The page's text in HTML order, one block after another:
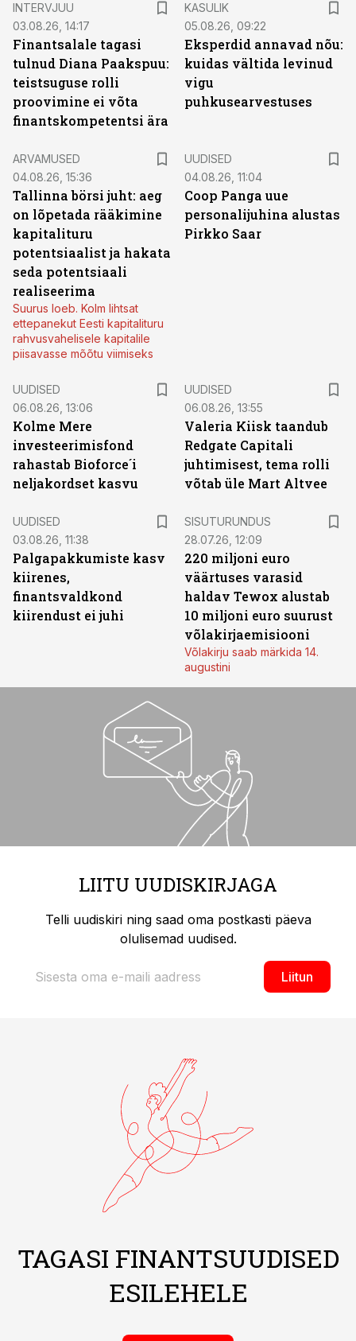
INTERVJUU
03.08.26, 14:17
Finantsalale tagasi
tulnud Diana Paakspuu:
teistsuguse rolli
proovimine ei võta
finantskompetentsi ära
KASULIK
05.08.26, 09:22
Eksperdid annavad nõu:
kuidas vältida levinud
vigu
puhkusearvestuses
ARVAMUSED
04.08.26, 15:36
Tallinna börsi juht: aeg
on lõpetada rääkimine
kapitalituru
potentsiaalist ja hakata
seda potentsiaali
realiseerima
Suurus loeb. Kolm lihtsat
ettepanekut Eesti kapitalituru
rahvusvahelisele kapitalile
piisavasse mõõtu viimiseks
UUDISED
04.08.26, 11:04
Coop Panga uue
personalijuhina alustas
Pirkko Saar
UUDISED
06.08.26, 13:06
Kolme Mere
investeerimisfond
rahastab Bioforce´i
neljakordset kasvu
UUDISED
06.08.26, 13:55
Valeria Kiisk taandub
Redgate Capitali
juhtimisest, tema rolli
võtab üle Mart Altvee
UUDISED
03.08.26, 11:38
Palgapakkumiste kasv
kiirenes,
finantsvaldkond
kiirendust ei juhi
SISUTURUNDUS
28.07.26, 12:09
220 miljoni euro
väärtuses varasid
haldav Tewox alustab
10 miljoni euro suurust
võlakirjaemisiooni
Võlakirju saab märkida 14.
augustini
LIITU UUDISKIRJAGA
Telli uudiskiri ning saad oma postkasti päeva
olulisemad uudised.
Liitun
TAGASI FINANTSUUDISED
ESILEHELE